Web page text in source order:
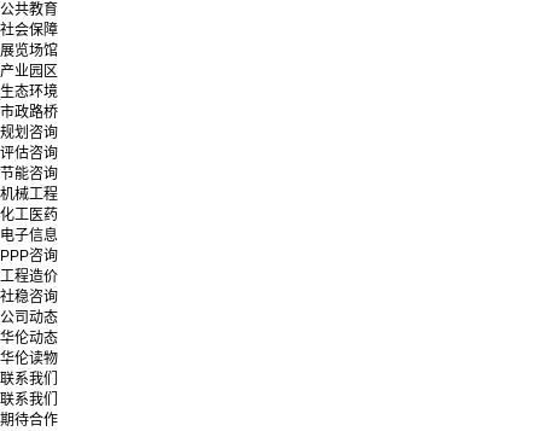
公共教育
社会保障
展览场馆
产业园区
生态环境
市政路桥
规划咨询
评估咨询
节能咨询
机械工程
化工医药
电子信息
PPP咨询
工程造价
社稳咨询
公司动态
华伦动态
华伦读物
联系我们
联系我们
期待合作